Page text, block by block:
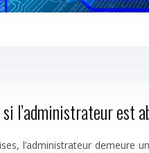
l’administrateur est
l’administrateur demeure